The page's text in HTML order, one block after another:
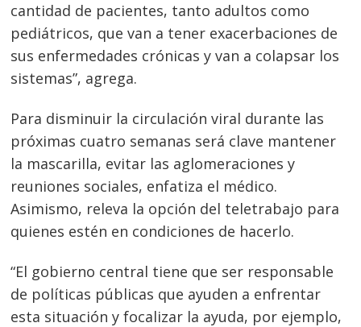
cantidad de pacientes, tanto adultos como
pediátricos, que van a tener exacerbaciones de
sus enfermedades crónicas y van a colapsar los
sistemas”, agrega.
Para disminuir la circulación viral durante las
próximas cuatro semanas será clave mantener
la mascarilla, evitar las aglomeraciones y
reuniones sociales, enfatiza el médico.
Asimismo, releva la opción del teletrabajo para
quienes estén en condiciones de hacerlo.
“El gobierno central tiene que ser responsable
de políticas públicas que ayuden a enfrentar
esta situación y focalizar la ayuda, por ejemplo,